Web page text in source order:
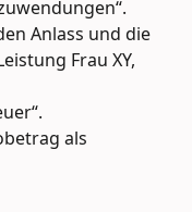
Anlass und die
Frau XY,
als